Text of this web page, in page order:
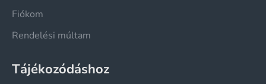
Fiókom
Rendelési múltam
Tájékozódáshoz